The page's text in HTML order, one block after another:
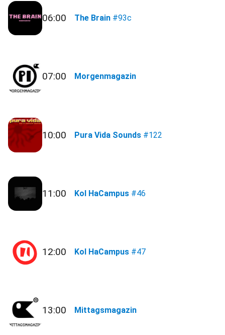
06:00 The Brain #93c
07:00 Morgenmagazin
10:00 Pura Vida Sounds #122
11:00 Kol HaCampus #46
12:00 Kol HaCampus #47
13:00 Mittagsmagazin